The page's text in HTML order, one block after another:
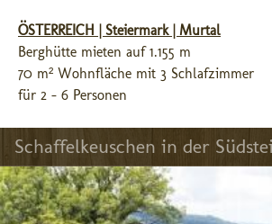
ÖSTERREICH | Steiermark | Murtal
Berghütte mieten auf 1.155 m
70 m² Wohnfläche mit 3 Schlafzimmer
für 2 - 6 Personen
Schaffelkeuschen in der